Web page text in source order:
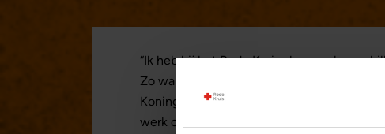
“Ik heb bij het Rode Kruis al op veel
Zo was ik onder meer aanwezig bij
Koningsdag en carnaval. De dankbaarheid
werk op evenementen voor mij bijzonder.